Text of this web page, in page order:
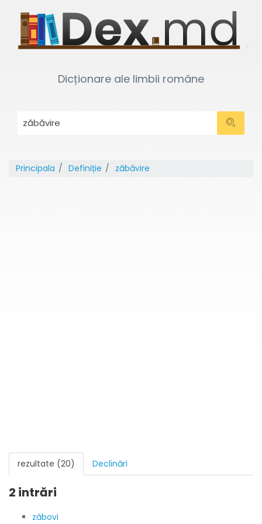
Dicționare ale limbii române
Principala Definiție zăbăvire
rezultate (20) Declinări
2 intrări
zăbovi